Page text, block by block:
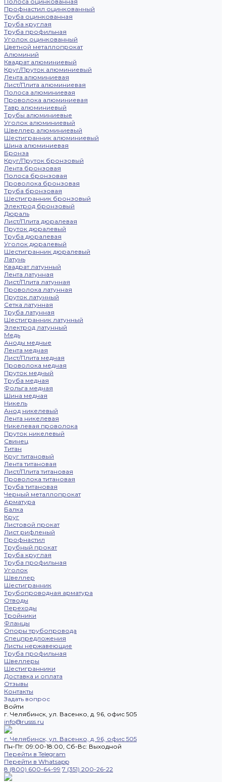
Профнастил оцинкованный
Труба оцинкованная
Труба круглая
Труба профильная
Уголок оцинкованный
Цветной металлопрокат
Алюминий
Квадрат алюминиевый
Круг/Пруток алюминиевый
Лента алюминиевая
Лист/Плита алюминиевая
Полоса алюминиевая
Проволока алюминиевая
Тавр алюминиевый
Трубы алюминиевые
Уголок алюминиевый
Швеллер алюминиевый
Шестигранник алюминиевый
Шина алюминиевая
Бронза
Круг/Пруток бронзовый
Лента бронзовая
Полоса бронзовая
Проволока бронзовая
Труба бронзовая
Шестигранник бронзовый
Электрод бронзовый
Дюраль
Лист/Плита дюралевая
Пруток дюралевый
Труба дюралевая
Уголок дюралевый
Шестигранник дюралевый
Латунь
Квадрат латунный
Лента латунная
Лист/Плита латунная
Проволока латунная
Пруток латунный
Сетка латунная
Труба латунная
Шестигранник латунный
Электрод латунный
Медь
Аноды медные
Лента медная
Лист/Плита медная
Проволока медная
Пруток медный
Труба медная
Фольга медная
Шина медная
Никель
Анод никелевый
Лента никелевая
Никелевая проволока
Пруток никелевый
Свинец
Титан
Круг титановый
Лента титановая
Лист/Плита титановая
Проволока титановая
Труба титановая
Черный металлопрокат
Арматура
Балка
Круг
Листовой прокат
Лист рифленый
Профнастил
Трубный прокат
Труба круглая
Труба профильная
Уголок
Швеллер
Шестигранник
Трубопроводная арматура
Отводы
Переходы
Тройники
Фланцы
Опоры трубопровода
Спецпредложения
Листы нержавеющие
Труба профильная
Швеллеры
Шестигранники
Доставка и оплата
Отзывы
Контакты
Задать вопрос
Войти
г. Челябинск, ул. Васенко, д. 96, офис 505
info@russs.ru
г. Челябинск, ул. Васенко, д. 96, офис 505
Пн-Пт: 09:00-18:00, Cб-Вс: Выходной
Перейти в Telegram
Перейти в Whatsapp
8 (800) 600-64-99 7 (351) 200-26-22